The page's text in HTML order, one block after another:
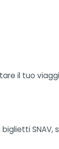
il tuo